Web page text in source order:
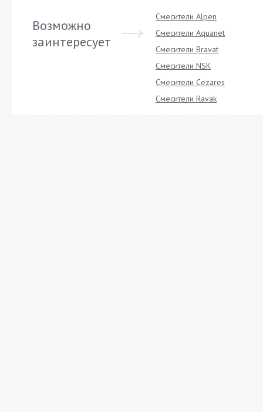
Возможно
заинтересует
Смесители Alpen
Смесители Aquanet
Смесители Bravat
Смесители NSK
Смесители Cezares
Смесители Ravak